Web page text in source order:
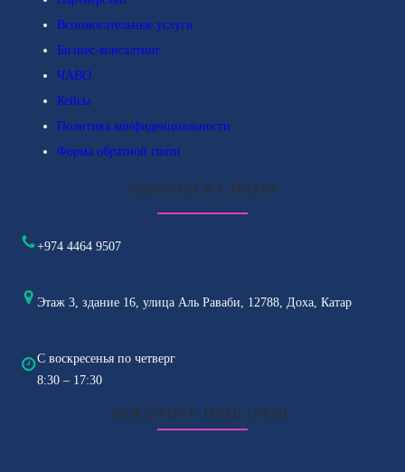
Вспомогательные услуги
Бизнес-консалтинг
ЧАВО
Кейсы
Политика конфиденциальности
Форма обратной связи
СВЯЗАТЬСЯ С НАМИ
+974 4464 9507
Этаж 3, здание 16, улица Аль Раваби, 12788, Доха, Катар
С воскресенья по четверг
8:30 – 17:30
ПОСЕТИТЕ НАШ ОФИС